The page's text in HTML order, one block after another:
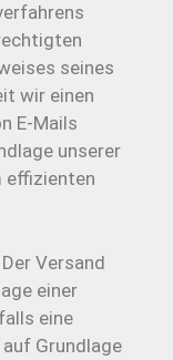
seines
wir einen
E-Mails
unserer
effizienten
Der Versand
einer
eine
Grundlage